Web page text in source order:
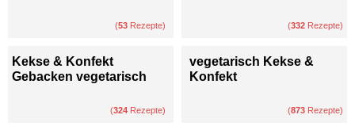
(53 Rezepte) (332 Rezepte)
Kekse & Konfekt
Gebacken vegetarisch
(324 Rezepte)
vegetarisch Kekse &
Konfekt
(873 Rezepte)